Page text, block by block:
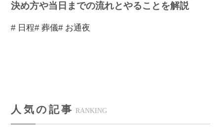
決め方や当日までの流れとやることを解説
# 日程# 葬儀# お通夜
人気の記事 RANKING